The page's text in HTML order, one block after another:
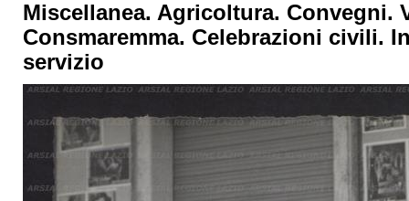
Miscellanea. Agricoltura. Convegni.
Consmaremma. Celebrazioni civili.
servizio